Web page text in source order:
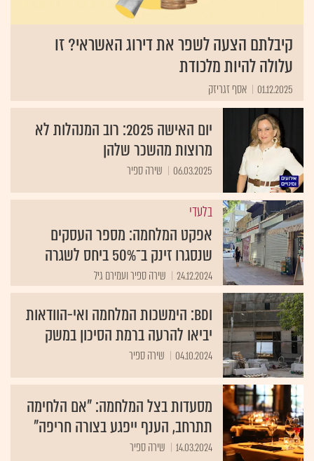
קיבלתם הצעה לשפר את דירוג האשראי? זו
עלולה להיות מלכודת
01.12.2025 אסף זגריזק
יום האישה 2025: רוב המנהלות לא
מרוצות מהשכר שלהן
06.03.2025 שירה ספיר
בלעדי
אפקט המלחמה: מספר העסקים
שנסגרו זינק ב־50% ביחס לשגרה
24.12.2024 שירה ספיר ועמירם גיל
BDI: הימשכות המלחמה ואי-הוודאות
יביאו להרעה ברמת הסיכון במשק
04.10.2024 שירה ספיר
מסעדות בצל המלחמה: "אם הלחימה
תתרחב, הענף ייפגע בצורה חריפה"
14.03.2024 שירה ספיר